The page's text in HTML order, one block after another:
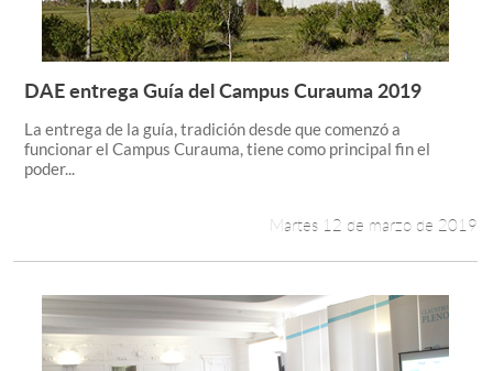
Leer más +
DAE entrega Guía del Campus Curauma 2019
La entrega de la guía, tradición desde que comenzó a
funcionar el Campus Curauma, tiene como principal fin el
poder...
Martes 12 de marzo de 2019